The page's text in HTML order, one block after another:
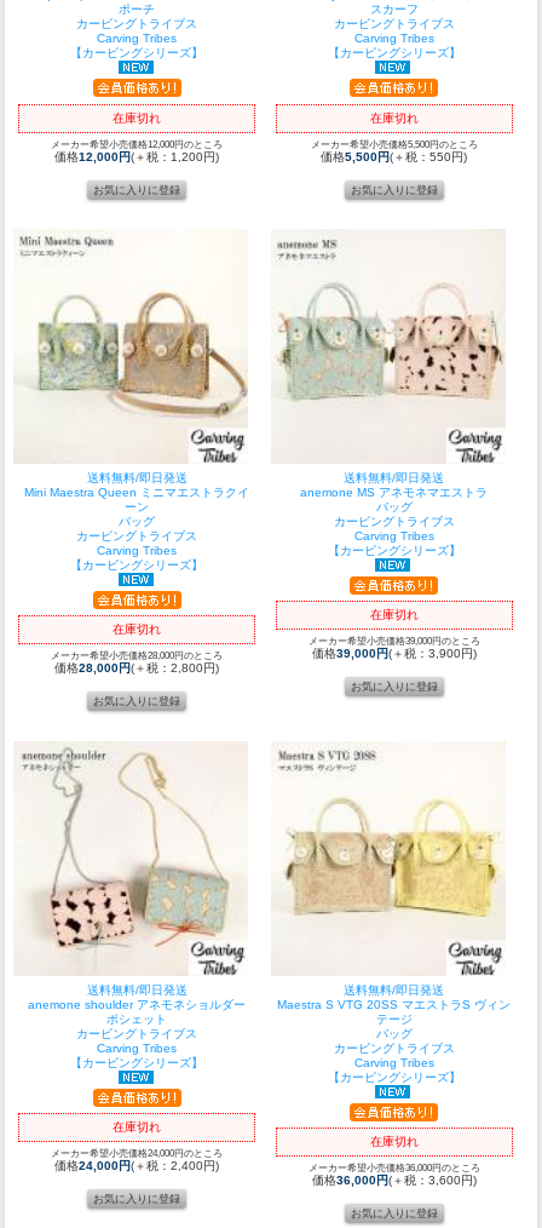
ポーチ
カービングトライブス
Carving Tribes
【カービングシリーズ】
在庫切れ
メーカー希望小売価格12,000円のところ
価格12,000円(＋税：1,200円)
スカーフ
カービングトライブス
Carving Tribes
【カービングシリーズ】
在庫切れ
メーカー希望小売価格5,500円のところ
価格5,500円(＋税：550円)
送料無料/即日発送
Mini Maestra Queen ミニマエストラクイ
ーン
バッグ
カービングトライブス
Carving Tribes
【カービングシリーズ】
在庫切れ
メーカー希望小売価格28,000円のところ
価格28,000円(＋税：2,800円)
送料無料/即日発送
anemone MS アネモネマエストラ
バッグ
カービングトライブス
Carving Tribes
【カービングシリーズ】
在庫切れ
メーカー希望小売価格39,000円のところ
価格39,000円(＋税：3,900円)
送料無料/即日発送
anemone shoulder アネモネショルダー
ポシェット
カービングトライブス
Carving Tribes
【カービングシリーズ】
在庫切れ
メーカー希望小売価格24,000円のところ
価格24,000円(＋税：2,400円)
送料無料/即日発送
Maestra S VTG 20SS マエストラS ヴィン
テージ
バッグ
カービングトライブス
Carving Tribes
【カービングシリーズ】
在庫切れ
メーカー希望小売価格36,000円のところ
価格36,000円(＋税：3,600円)